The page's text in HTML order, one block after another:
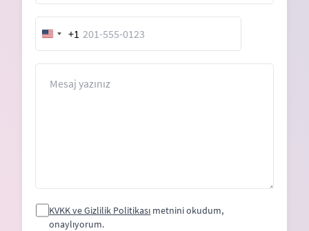
United
States
+1
KVKK ve Gizlilik Politikası metnini okudum,
onaylıyorum.